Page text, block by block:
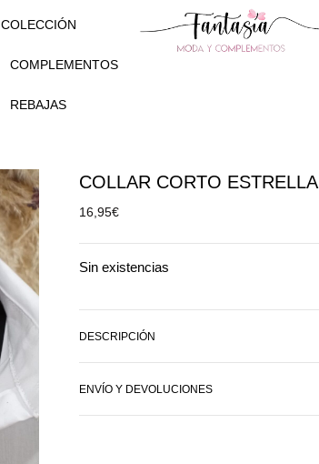
COLECCIÓN
COMPLEMENTOS
REBAJAS
COLLAR CORTO ESTRELLA
16,95€
Sin existencias
DESCRIPCIÓN
ENVÍO Y DEVOLUCIONES